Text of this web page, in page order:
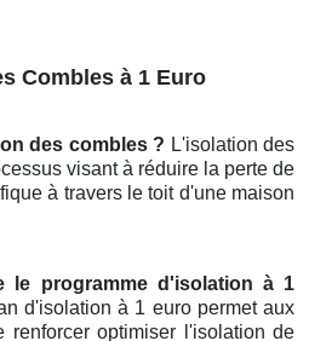
Combles à 1 Euro
des combles ? L'isolation des
visant à réduire la perte de
à travers le toit d'une maison
le programme d'isolation à 1
d'isolation à 1 euro permet aux
renforcer optimiser l'isolation de